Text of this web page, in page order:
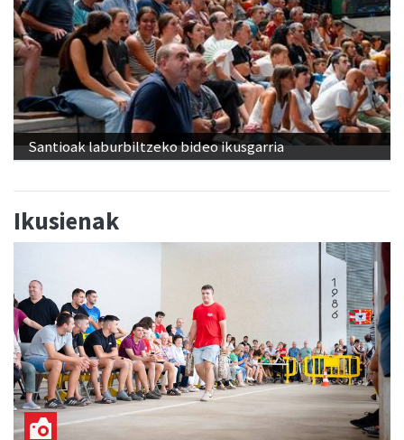
Santioak laburbiltzeko bideo ikusgarria
Ikusienak